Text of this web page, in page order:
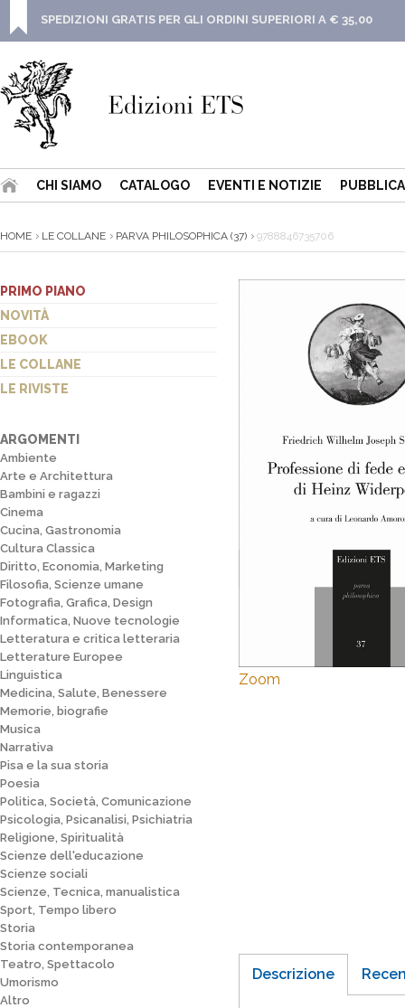
SPEDIZIONI GRATIS PER GLI ORDINI SUPERIORI A € 35,00
CHI SIAMO CATALOGO EVENTI E NOTIZIE
HOME LE COLLANE PARVA PHILOSOPHICA (37) 9788846735706
PRIMO PIANO
NOVITÀ
EBOOK
LE COLLANE
LE RIVISTE
ARGOMENTI
Ambiente
Arte e Architettura
Bambini e ragazzi
Cinema
Cucina, Gastronomia
Cultura Classica
Diritto, Economia, Marketing
Filosofia, Scienze umane
Fotografia, Grafica, Design
Informatica, Nuove tecnologie
Letteratura e critica letteraria
Letterature Europee
Linguistica
Medicina, Salute, Benessere
Memorie, biografie
Musica
Narrativa
Pisa e la sua storia
Poesia
Politica, Società, Comunicazione
Psicologia, Psicanalisi, Psichiatria
Religione, Spiritualità
Scienze dell'educazione
Scienze sociali
Scienze, Tecnica, manualistica
Sport, Tempo libero
Storia
Storia contemporanea
Teatro, Spettacolo
Umorismo
Altro
Zoom
Descrizione